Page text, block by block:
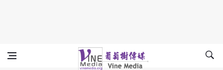
Vine Media
葡萄樹傳媒